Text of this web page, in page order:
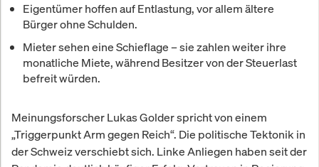
Eigentümerhoffen auf Entlastung, vor allem ältere
Bürger ohne Schulden.
Mietersehen eine Schieflage – sie zahlen weiter ihre
monatliche Miete, während Besitzer von der Steuerlast
befreit würden.
Meinungsforscher Lukas Golder spricht von einem
„Triggerpunkt Arm gegen Reich“. Die politische Tektonik in
der Schweiz verschiebt sich. Linke Anliegen haben seit der